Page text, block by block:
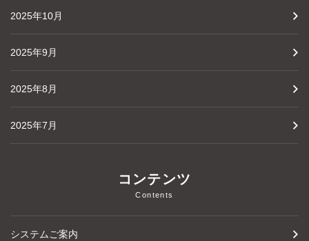
2025年10月
2025年9月
2025年8月
2025年7月
コンテンツ
Contents
システムご案内